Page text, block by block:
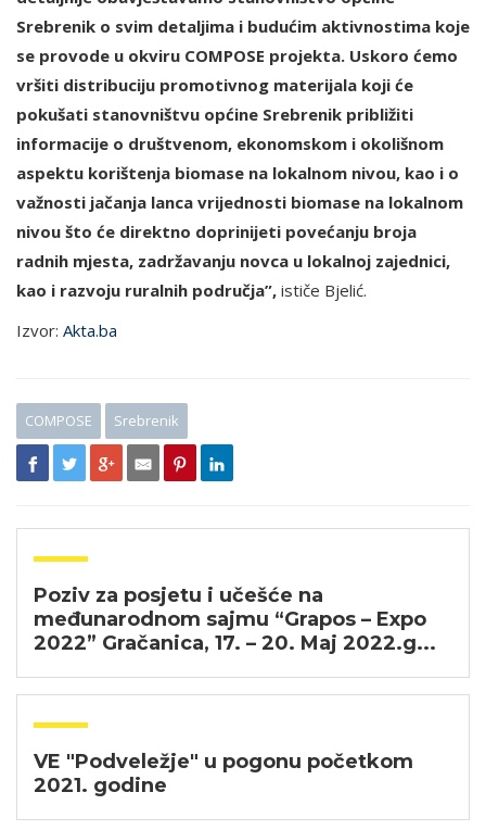
Srebrenik o svim detaljima i budućim aktivnostima koje
se provode u okviru COMPOSE projekta. Uskoro ćemo
vršiti distribuciju promotivnog materijala koji će
pokušati stanovništvu općine Srebrenik približiti
informacije o društvenom, ekonomskom i okolišnom
aspektu korištenja biomase na lokalnom nivou, kao i o
važnosti jačanja lanca vrijednosti biomase na lokalnom
nivou što će direktno doprinijeti povećanju broja
radnih mjesta, zadržavanju novca u lokalnoj zajednici,
kao i razvoju ruralnih područja”, ističe Bjelić.
Izvor: Akta.ba
COMPOSE Srebrenik
Poziv za posjetu i učešće na
međunarodnom sajmu “Grapos – Expo
2022” Gračanica, 17. – 20. Maj 2022.g...
VE "Podveležje" u pogonu početkom
2021. godine